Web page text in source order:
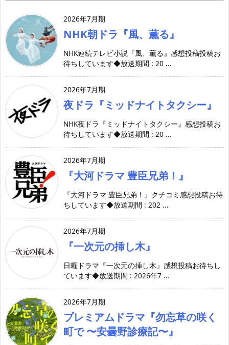
2026年7月期
NHK朝ドラ『風、薫る』
NHK連続テレビ小説『風、薫る』感想投稿投稿お
待ちしています◆放送期間 : 20 ...
2026年7月期
夜ドラ『ミッドナイトタクシー』
NHK夜ドラ『ミッドナイトタクシー』感想投稿お
待ちしています◆放送期間 : 20 ...
2026年7月期
『大河ドラマ 豊臣兄弟！』
『大河ドラマ 豊臣兄弟！』クチコミ感想投稿お待
ちしています◆放送期間 : 202 ...
2026年7月期
『一次元の挿し木』
日曜ドラマ『一次元の挿し木』感想投稿お待ちし
ています◆放送期間 : 2026年7 ...
2026年7月期
プレミアムドラマ『勿忘草の咲く
町で 〜安曇野診療記〜』